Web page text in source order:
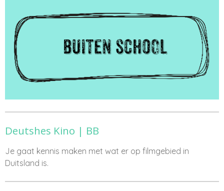
Deutshes Kino | BB
Je gaat kennis maken met wat er op filmgebied in
Duitsland is.